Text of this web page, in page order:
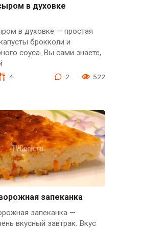
в духовке
в духовке — простая
брокколи и
соуса. Вы сами знаете,
4 2 522
запеканка
запеканка —
вкусный завтрак. Вкус